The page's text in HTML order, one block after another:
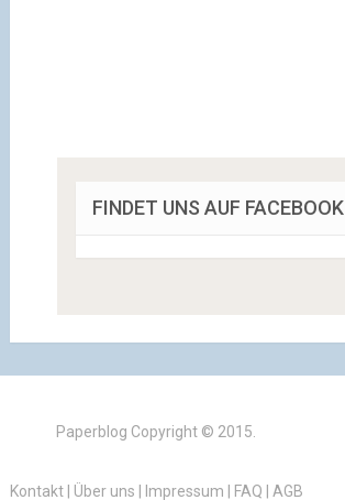
FINDET UNS AUF FACEBOOK
Paperblog Copyright © 2015.
Kontakt| Über uns Impressum FAQ AGB